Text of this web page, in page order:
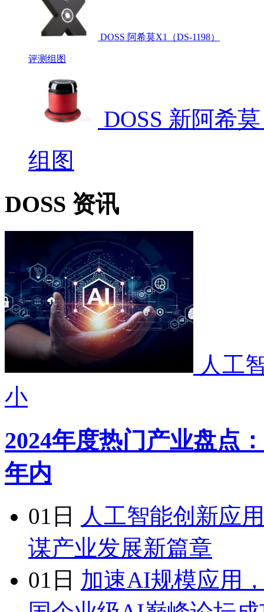
DOSS 阿希莫X1（DS-1198）
评测组图
DOSS 新阿希
组图
DOSS 资讯
人工
小
2024年度热门产业盘点
年内
01日
人工智能创新应
谋产业发展新篇章
01日 加速AI规模应用